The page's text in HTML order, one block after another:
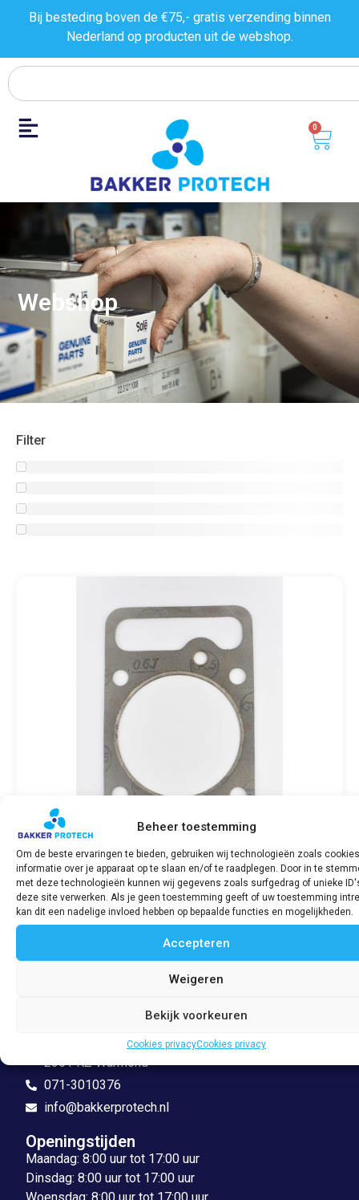
Beheer toestemming
Om de beste ervaringen te bieden, gebruiken wij technologieën zoals
informatie over je apparaat op te slaan en/of te raadplegen. Door in te
met deze technologieën kunnen wij gegevens zoals surfgedrag of unieke
deze site verwerken. Als je geen toestemming geeft of uw toestemming
kan dit een nadelige invloed hebben op bepaalde functies en mogelijkheden.
Accepteren
Weigeren
Bekijk voorkeuren
Cookies privacyCookies privacy
Bij besteding boven de €75,- gratis verzending binnen
Nederland op producten uit de webshop.
0
Webshop
Filter
Koppakking / Cylinderhead gasket 2J
€ 18,15 incl. BTW
2361 KZ Warmond
071-3010376
info@bakkerprotech.nl
Openingstijden
Maandag: 8:00 uur tot 17:00 uur
Dinsdag: 8:00 uur tot 17:00 uur